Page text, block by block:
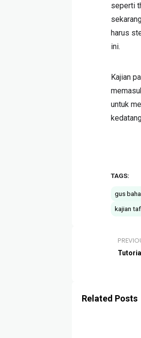
seperti
harus
ini.
Kajian
untuk
TAGS:
gus
kajian
Related Posts